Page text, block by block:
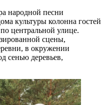
народной песни
культуры колонна гостей
центральной улице.
сцены,
в окружении
сенью деревьев,